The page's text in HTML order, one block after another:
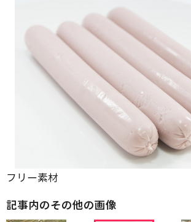
フリー素材
記事内のその他の画像